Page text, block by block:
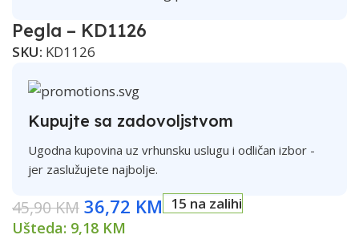
Pegla – KD1126
SKU: KD1126
Kupujte sa zadovoljstvom
Ugodna kupovina uz vrhunsku uslugu i odličan izbor -
jer zaslužujete najbolje.
45,90KM 36,72 KM 15 na zalihi
Ušteda: 9,18 KM